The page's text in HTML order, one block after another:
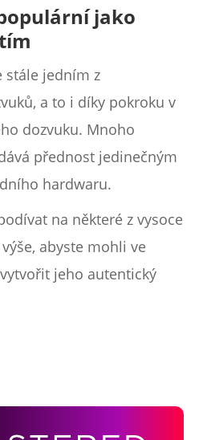
jako
stále jedním z
a to i díky pokroku v
dozvuku. Mnoho
přednost jedinečným
hardwaru.
na některé z vysoce
abyste mohli ve
jeho autentický